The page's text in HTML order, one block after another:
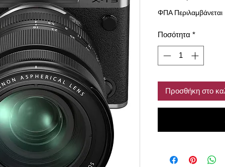
τιμή
ΦΠΑ Περιλαμβάνεται
Ποσότητα *
Προσθήκη στο